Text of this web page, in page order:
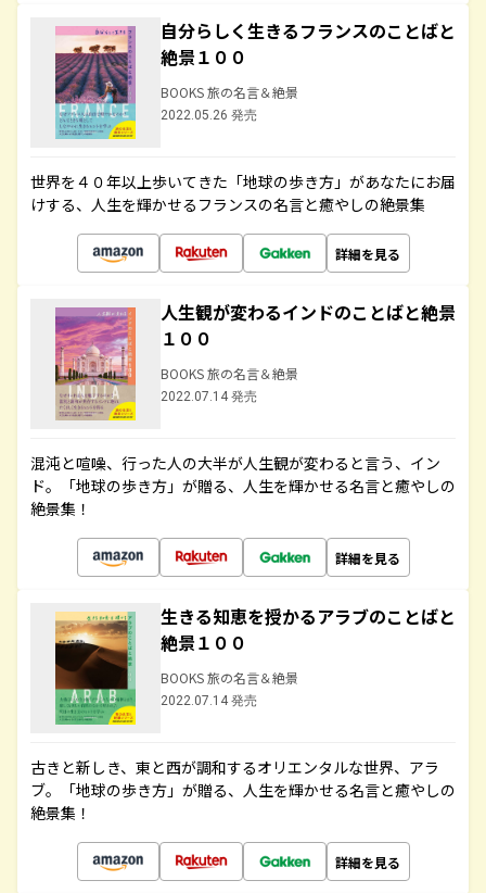
自分らしく生きるフランスのことばと
絶景１００
BOOKS 旅の名言＆絶景
2022.05.26 発売
世界を４０年以上歩いてきた「地球の歩き方」があなたにお届
けする、人生を輝かせるフランスの名言と癒やしの絶景集
詳細を見る
人生観が変わるインドのことばと絶景
１００
BOOKS 旅の名言＆絶景
2022.07.14 発売
混沌と喧噪、行った人の大半が人生観が変わると言う、イン
ド。「地球の歩き方」が贈る、人生を輝かせる名言と癒やしの
絶景集！
詳細を見る
生きる知恵を授かるアラブのことばと
絶景１００
BOOKS 旅の名言＆絶景
2022.07.14 発売
古きと新しき、東と西が調和するオリエンタルな世界、アラ
ブ。「地球の歩き方」が贈る、人生を輝かせる名言と癒やしの
絶景集！
詳細を見る